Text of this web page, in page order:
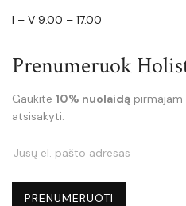
I – V 9.00 – 17.00
Prenumeruok
Gaukite 10% nuolaidą pirmajam
atsisakyti.